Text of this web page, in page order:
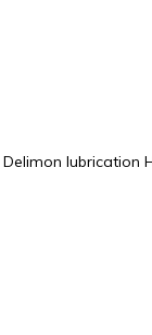
lubrication